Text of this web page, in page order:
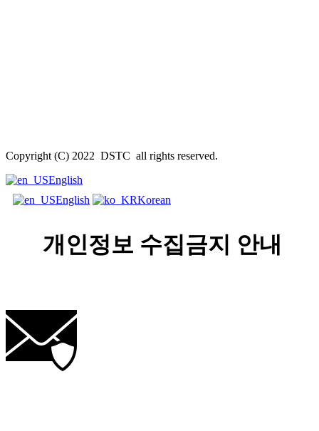
Copyright (C) 2022 DSTC all rights reserved.
English
English
Korean
개인정보 수집금지 안내